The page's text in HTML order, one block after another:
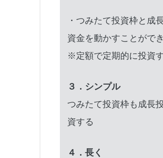
・つみたて投資枠と成
資金を動かすことがで
※定額で定期的に投資
３．シンプル
つみたて投資枠も成長
資する
４．長く